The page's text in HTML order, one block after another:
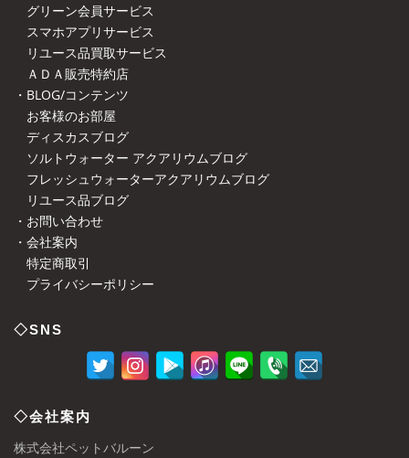
グリーン会員サービス
スマホアプリサービス
リユース品買取サービス
ＡＤＡ販売特約店
・BLOG/コンテンツ
お客様のお部屋
ディスカスブログ
ソルトウォーター アクアリウムブログ
フレッシュウォーターアクアリウムブログ
リユース品ブログ
・お問い合わせ
・会社案内
特定商取引
プライバシーポリシー
◇SNS
◇会社案内
株式会社ペットバルーン